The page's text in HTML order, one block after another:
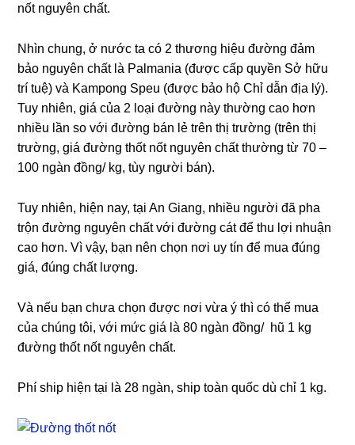
nốt nguyên chất.
Nhìn chung, ở nước ta có 2 thương hiệu đường đảm
bảo nguyên chất là Palmania (được cấp quyền Sở hữu
trí tuệ) và Kampong Speu (được bảo hộ Chỉ dẫn địa lý).
Tuy nhiên, giá của 2 loại đường này thường cao hơn
nhiều lần so với đường bán lẻ trên thị trường (trên thị
trường, giá đường thốt nốt nguyên chất thường từ 70 –
100 ngàn đồng/ kg, tùy người bán).
Tuy nhiên, hiện nay, tại An Giang, nhiều người đã pha
trộn đường nguyên chất với đường cát để thu lợi nhuận
cao hơn. Vì vậy, bạn nên chọn nơi uy tín để mua đúng
giá, đúng chất lượng.
Và nếu bạn chưa chọn được nơi vừa ý thì có thể mua
của chúng tôi, với mức giá là 80 ngàn đồng/ hũ 1 kg
đường thốt nốt nguyên chất.
Phí ship hiện tại là 28 ngàn, ship toàn quốc dù chỉ 1 kg.